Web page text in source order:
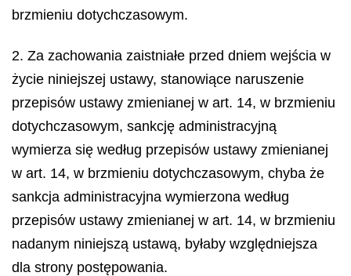
brzmieniu dotychczasowym.
2. Za zachowania zaistniałe przed dniem wejścia w
życie niniejszej ustawy, stanowiące naruszenie
przepisów ustawy zmienianej w art. 14, w brzmieniu
dotychczasowym, sankcję administracyjną
wymierza się według przepisów ustawy zmienianej
w art. 14, w brzmieniu dotychczasowym, chyba że
sankcja administracyjna wymierzona według
przepisów ustawy zmienianej w art. 14, w brzmieniu
nadanym niniejszą ustawą, byłaby względniejsza
dla strony postępowania.